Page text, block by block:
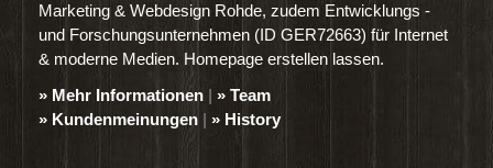
Marketing & Webdesign Rohde, zudem Entwicklungs -
und Forschungsunternehmen (ID GER72663) für Internet
& moderne Medien. Homepage erstellen lassen.
» Mehr Informationen | » Team
» Kundenmeinungen | » History